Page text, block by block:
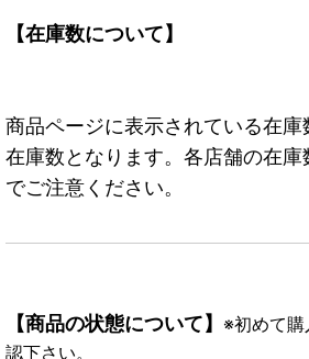
【在庫数について】
商品ページに表示されている在
在庫数となります。各店舗の在
でご注意ください。
【商品の状態について】 ※初めて購
認下さい。